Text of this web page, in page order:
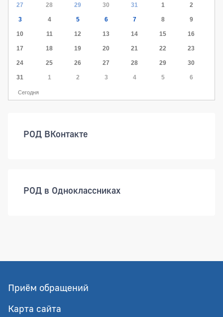
27 28 29 30 31 1 2
3 4 5 6 7 8 9
10 11 12 13 14 15 16
17 18 19 20 21 22 23
24 25 26 27 28 29 30
31 1 2 3 4 5 6
Сегодня
РОД ВКонтакте
РОД в Одноклассниках
Приём обращений
Карта сайта